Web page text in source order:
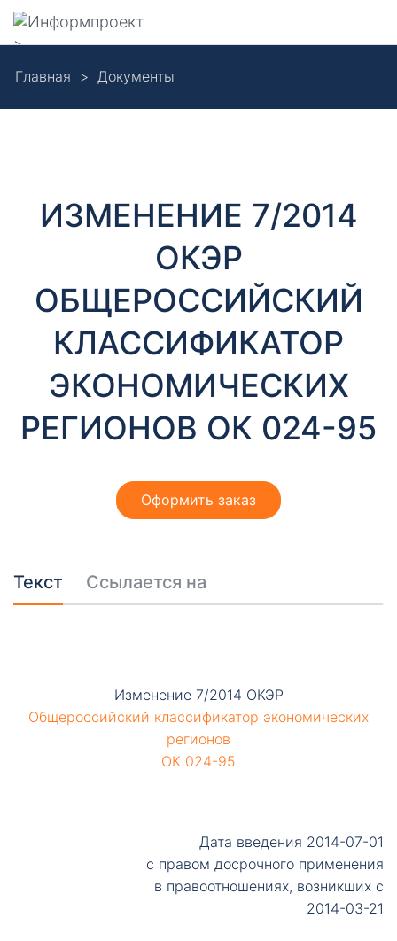
main
Навигация
>
Главная Документы
Д
т
ИЗМЕНЕНИЕ 7/2014
ОКЭР
ОБЩЕРОССИЙСКИЙ
КЛАССИФИКАТОР
ЭКОНОМИЧЕСКИХ
РЕГИОНОВ ОК 024-95
Оформить заказ
Текст Ссылается на
Изменение 7/2014 ОКЭР
Общероссийский классификатор экономических
регионов
ОК 024-95
Дата введения 2014-07-01
с правом досрочного применения
в правоотношениях, возникших с
2014-03-21
функционирования